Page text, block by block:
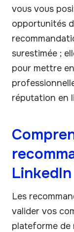
vous vous
opportunités
surestimée ;
pour mettre
réputation en
LinkedIn
Les
valider vos
plateforme de